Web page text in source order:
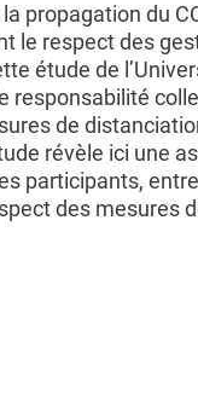
propagation du
le respect des
étude de
responsabilité
de
révèle ici une
participants,
des mesures